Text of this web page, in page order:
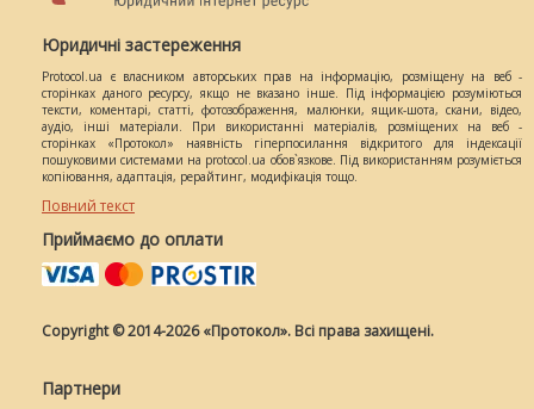
Юридичні застереження
Protocol.ua є власником авторських прав на інформацію, розміщену на веб -
сторінках даного ресурсу, якщо не вказано інше. Під інформацією розуміються
тексти, коментарі, статті, фотозображення, малюнки, ящик-шота, скани, відео,
аудіо, інші матеріали. При використанні матеріалів, розміщених на веб -
сторінках «Протокол» наявність гіперпосилання відкритого для індексації
пошуковими системами на protocol.ua обов`язкове. Під використанням розуміється
копіювання, адаптація, рерайтинг, модифікація тощо.
Повний текст
Приймаємо до оплати
Copyright © 2014-2026 «Протокол». Всі права захищені.
Партнери